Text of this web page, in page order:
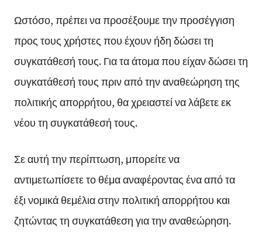
Ωστόσο, πρέπει να προσέξουμε την προσέγγιση
προς τους χρήστες που έχουν ήδη δώσει τη
συγκατάθεσή τους. Για τα άτομα που είχαν δώσει τη
συγκατάθεσή τους πριν από την αναθεώρηση της
πολιτικής απορρήτου, θα χρειαστεί να λάβετε εκ
νέου τη συγκατάθεσή τους.
Σε αυτή την περίπτωση, μπορείτε να
αντιμετωπίσετε το θέμα αναφέροντας ένα από τα
έξι νομικά θεμέλια στην πολιτική απορρήτου και
ζητώντας τη συγκατάθεση για την αναθεώρηση.